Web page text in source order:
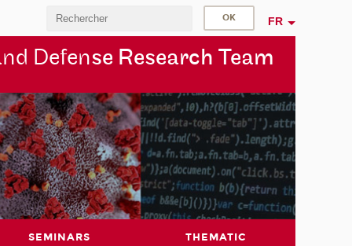
FR
Defense Research Team
SEMINARS
THEMATIC